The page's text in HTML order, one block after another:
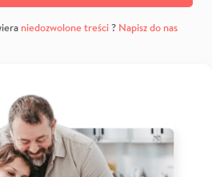
niedozwolone treści? Napisz do nas